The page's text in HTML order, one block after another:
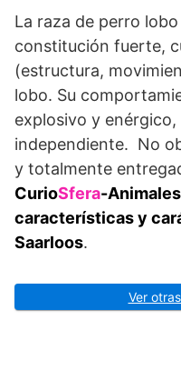
La raza de perro
constitución fuerte,
(estructura,
lobo. Su
explosivo y
independiente. No
y totalmente
CurioSfera-
características y
Saarloos.
Ver